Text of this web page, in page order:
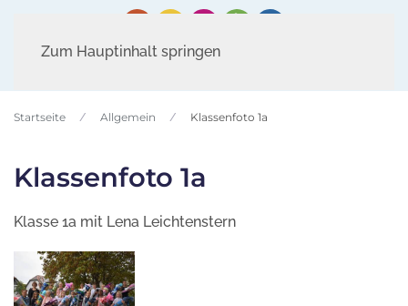
Zum Hauptinhalt springen
Startseite Allgemein Klassenfoto 1a
Klassenfoto 1a
Klasse 1a mit Lena Leichtenstern